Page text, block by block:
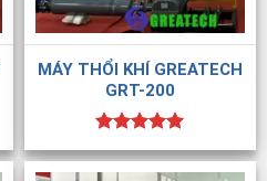
MÁY THỔI KHÍ GREATECH
GRT-200
Được xếp
hạng5.00